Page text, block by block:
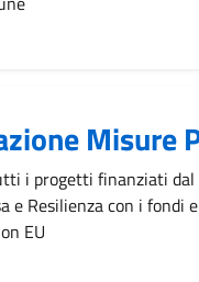
Misure
i progetti finanziati dal
e Resilienza con i fondi
EU